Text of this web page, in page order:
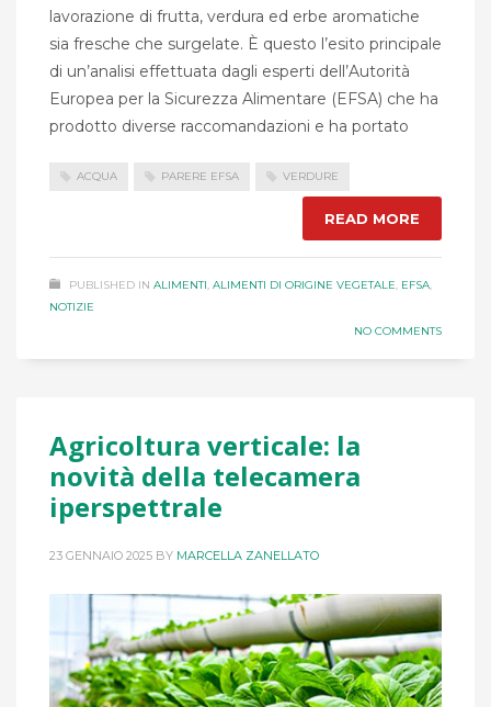
lavorazione di frutta, verdura ed erbe aromatiche
sia fresche che surgelate. È questo l’esito principale
di un’analisi effettuata dagli esperti dell’Autorità
Europea per la Sicurezza Alimentare (EFSA) che ha
prodotto diverse raccomandazioni e ha portato
ACQUA PARERE EFSA VERDURE
READ MORE
PUBLISHED IN ALIMENTI, ALIMENTI DI ORIGINE VEGETALE, EFSA,
NOTIZIE
NO COMMENTS
Agricoltura verticale: la
novità della telecamera
iperspettrale
23 GENNAIO 2025 BY MARCELLA ZANELLATO